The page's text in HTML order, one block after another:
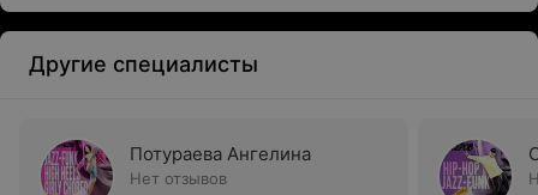
Другие специалисты
Потураева Ангелина
Нет отзывов